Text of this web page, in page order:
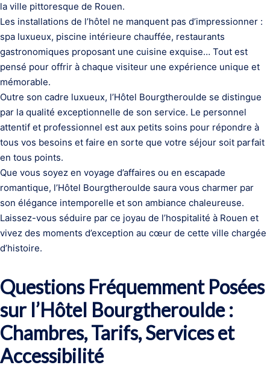
la ville pittoresque de Rouen.
Les installations de l’hôtel ne manquent pas d’impressionner :
spa luxueux, piscine intérieure chauffée, restaurants
gastronomiques proposant une cuisine exquise… Tout est
pensé pour offrir à chaque visiteur une expérience unique et
mémorable.
Outre son cadre luxueux, l’Hôtel Bourgtheroulde se distingue
par la qualité exceptionnelle de son service. Le personnel
attentif et professionnel est aux petits soins pour répondre à
tous vos besoins et faire en sorte que votre séjour soit parfait
en tous points.
Que vous soyez en voyage d’affaires ou en escapade
romantique, l’Hôtel Bourgtheroulde saura vous charmer par
son élégance intemporelle et son ambiance chaleureuse.
Laissez-vous séduire par ce joyau de l’hospitalité à Rouen et
vivez des moments d’exception au cœur de cette ville chargée
d’histoire.
Questions Fréquemment Posées
sur l’Hôtel Bourgtheroulde :
Chambres, Tarifs, Services et
Accessibilité